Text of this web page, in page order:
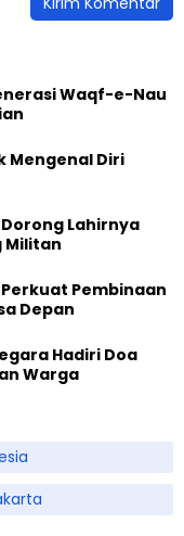
Waqf-e-Nau
Mengenal Diri
Lahirnya
Militan
Pembinaan
Depan
Hadiri Doa
Warga